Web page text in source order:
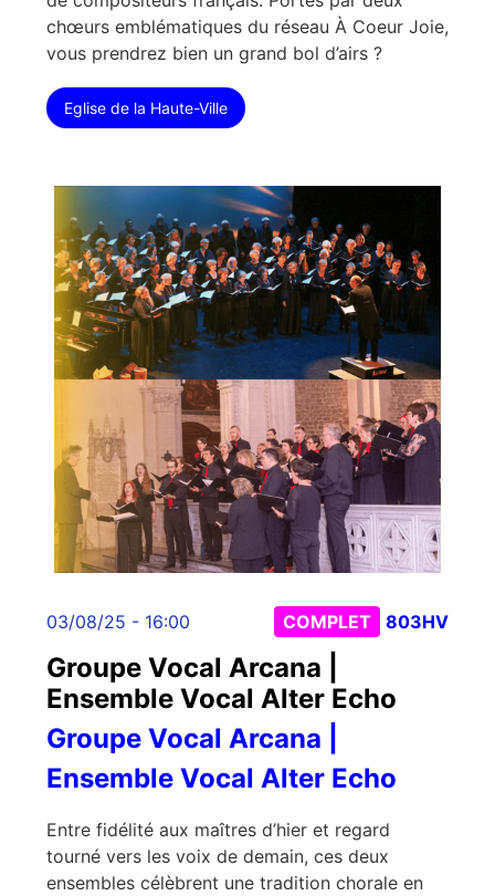
chœurs emblématiques du réseau À Coeur Joie,
vous prendrez bien un grand bol d’airs ?
Eglise de la Haute-Ville
03/08/25 - 16:00 COMPLET 803HV
Groupe Vocal Arcana |
Ensemble Vocal Alter Echo
Groupe Vocal Arcana |
Ensemble Vocal Alter Echo
Entre fidélité aux maîtres d’hier et regard
tourné vers les voix de demain, ces deux
ensembles célèbrent une tradition chorale en